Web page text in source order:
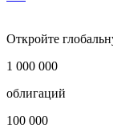
Откройте
1 000 000